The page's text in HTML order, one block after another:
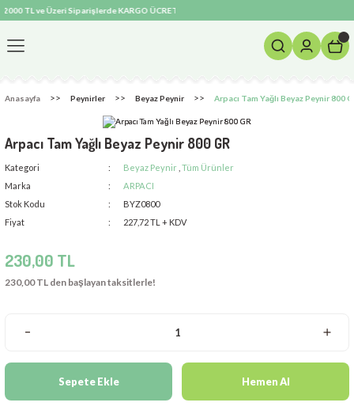
TL ve Üzeri Siparişlerde KARGO ÜCRETSİZ! ❄️ Soğuk Zincir ve Özel İzolasyonlu
Geri Dön
Anasayfa Peynirler Beyaz Peynir Arpacı Tam Yağlı Beyaz Peynir 800
Arpacı Tam Yağlı Beyaz Peynir 800 GR
Kategori Beyaz Peynir Tüm Ürünler
Marka
ARPACI
Stok Kodu
BYZ0800
Fiyat
227,72 TL + KDV
230,00 TL
230,00 TL den başlayan taksitlerle!
Sepete Ekle Hemen Al